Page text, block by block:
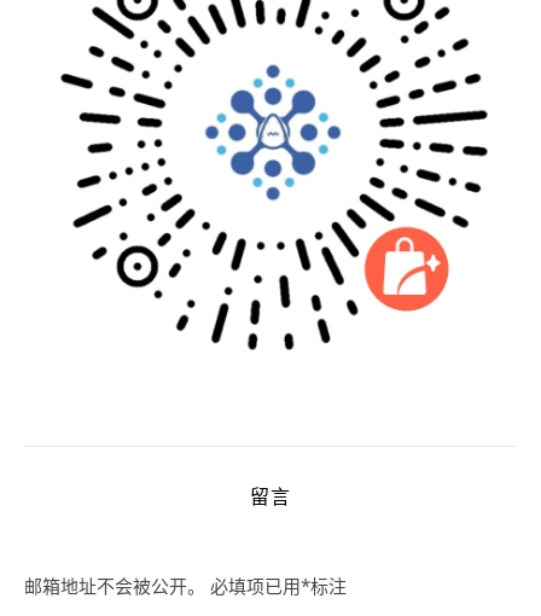
留言
邮箱地址不会被公开。 必填项已用*标注